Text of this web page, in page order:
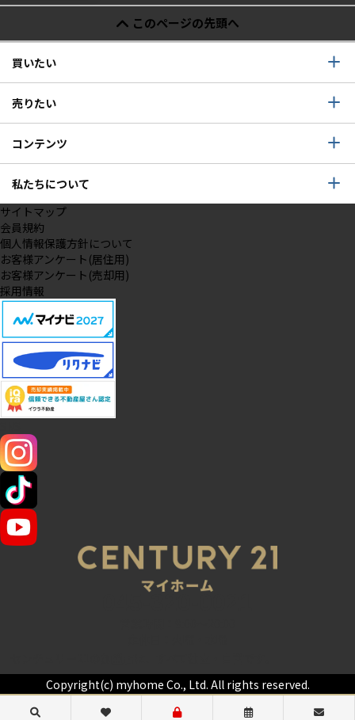
このページの先頭へ
買いたい
売りたい
コンテンツ
私たちについて
サイトマップ
会員規約
個人情報保護方針について
お客様アンケート(居住用)
お客様アンケート(売却用)
採用情報
Copyright(c) myhome Co., Ltd. All rights reserved.